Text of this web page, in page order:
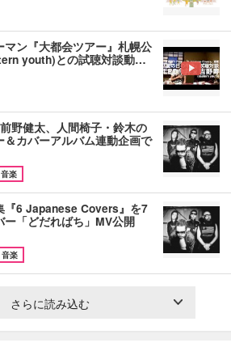
ン『大都会ツアー』札幌公
youth)との試聴対談動…
野健太、人間椅子・鈴木の
カバーアルバム連動企画で
音楽
6 Japanese Covers』を7
ー「どだればち」MV公開
音楽
さらに読み込む